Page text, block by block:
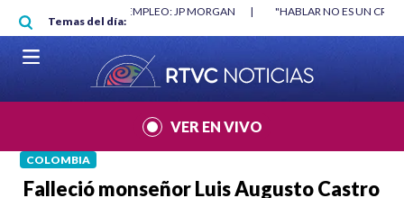
Pasar al contenido principal
Temas del día:
"HABLAR NO ES UN CRIMEN": CARTA DE BETO CORAL |
VER EN VIVO
COLOMBIA
Falleció monseñor Luis Augusto Castro